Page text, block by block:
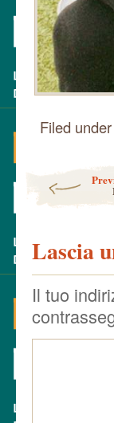
Filed under
Lascia
Il tuo